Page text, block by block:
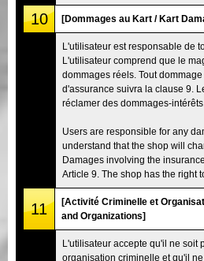
10 [Dommages au Kart / Kart
L'utilisateur est responsable de
L'utilisateur comprend que le
dommages réels. Tout
d'assurance suivra la clause 9.
réclamer des dommages-intérêts.
Users are responsible for any
understand that the shop will
Damages involving the
Article 9. The shop has the right
11
[Activité Criminelle et
and Organizations]
L'utilisateur accepte qu'il ne soit
organisation criminelle et qu'il